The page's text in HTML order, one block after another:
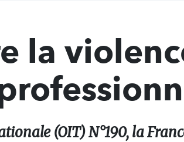
la
(OIT) N°190, la